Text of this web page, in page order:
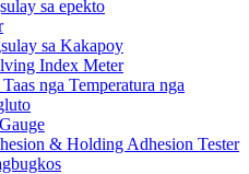
sa epekto
sa Kakapoy
Index Meter
nga Temperatura nga
& Holding Adhesion Tester